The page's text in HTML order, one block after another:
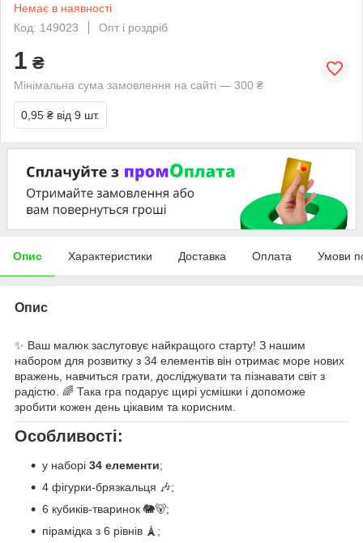
Немає в наявності
Код: 149023
Опт і роздріб
1 ₴
Мінімальна сума замовлення на сайті — 300 ₴
0,95 ₴ від 9 шт.
Опис Характеристики Доставка Оплата Умови
Опис
✨ Ваш малюк заслуговує найкращого старту! З нашим
набором для розвитку з 34 елементів він отримає море нових
вражень, навчиться грати, досліджувати та пізнавати світ з
радістю. 🌈 Така гра подарує щирі усмішки і допоможе
зробити кожен день цікавим та корисним.
Особливості:
у наборі 34 елементи;
4 фігурки-брязкальця 🎶;
6 кубиків-тваринок 🐘🐻;
пірамідка з 6 рівнів 🗼;